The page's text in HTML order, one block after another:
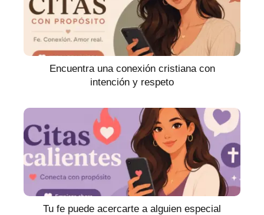
Encuentra una conexión cristiana con
intención y respeto
Tu fe puede acercarte a alguien especial